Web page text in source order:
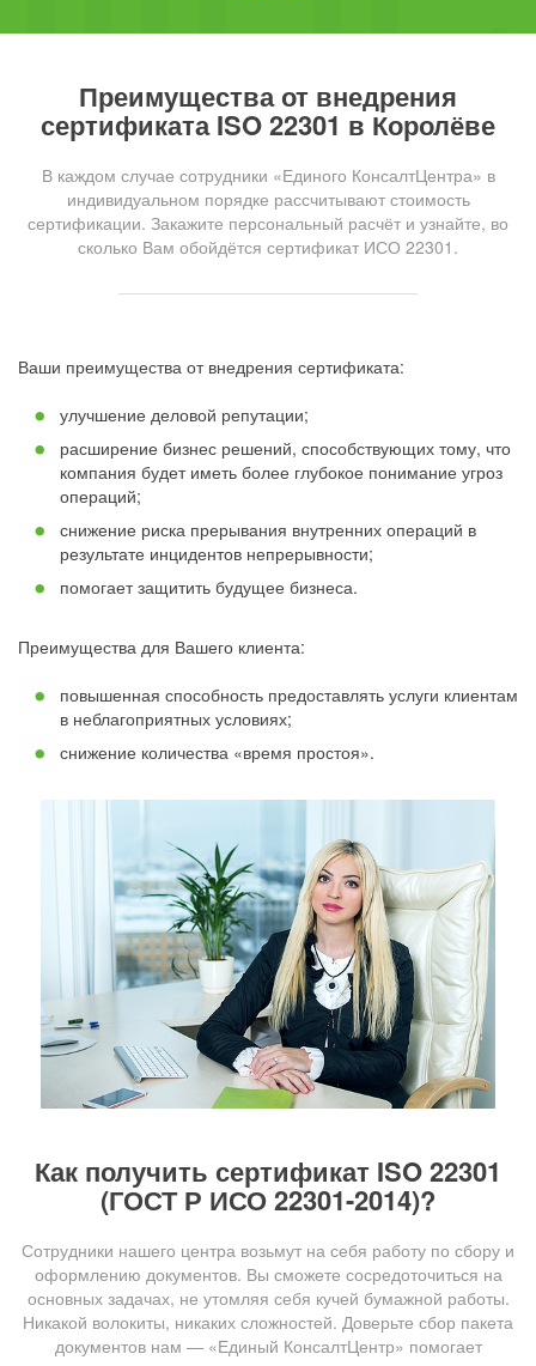
Преимущества от внедрения
сертификата ISO 22301 в Королёве
В каждом случае сотрудники «Единого КонсалтЦентра» в
индивидуальном порядке рассчитывают стоимость
сертификации. Закажите персональный расчёт и узнайте, во
сколько Вам обойдётся сертификат ИСО 22301.
Ваши преимущества от внедрения сертификата:
улучшение деловой репутации;
расширение бизнес решений, способствующих тому, что
компания будет иметь более глубокое понимание угроз
операций;
снижение риска прерывания внутренних операций в
результате инцидентов непрерывности;
помогает защитить будущее бизнеса.
Преимущества для Вашего клиента:
повышенная способность предоставлять услуги клиентам
в неблагоприятных условиях;
снижение количества «время простоя».
Как получить сертификат ISO 22301
(ГОСТ Р ИСО 22301-2014)?
Сотрудники нашего центра возьмут на себя работу по сбору и
оформлению документов. Вы сможете сосредоточиться на
основных задачах, не утомляя себя кучей бумажной работы.
Никакой волокиты, никаких сложностей. Доверьте сбор пакета
документов нам — «Единый КонсалтЦентр» помогает